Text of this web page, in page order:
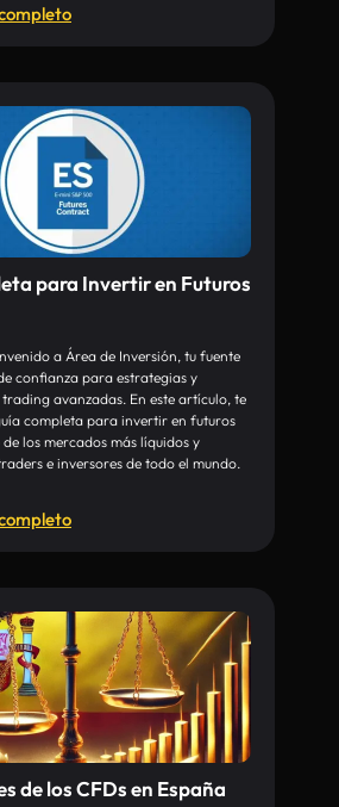
para Invertir en Futuros
a Área de Inversión, tu fuente
confianza para estrategias y
avanzadas. En este artículo, te
completa para invertir en futuros
los mercados más líquidos y
e inversores de todo el mundo.
de los CFDs en España